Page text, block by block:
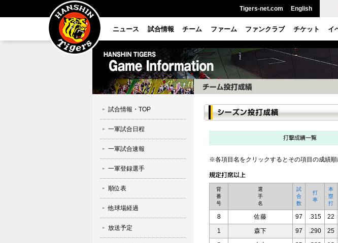
Tigers-net.com English
ニュース 試合情報 チーム ファーム ファンクラブ チケット イ
試合情報・TOP
一軍試合日程
一軍試合速報
一軍登録選手
順位表
他球場経過
放送予定
※各項目名をクリックするとその項目の成績順
背
番
号
選
手
名
試
合
数
打
率
本
塁
打
8 佐藤 97 .315 22
1
森下 97 .290 25